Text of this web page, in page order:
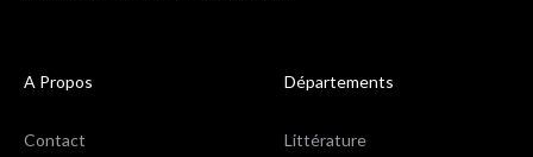
A Propos
Contact
Départements
Littérature